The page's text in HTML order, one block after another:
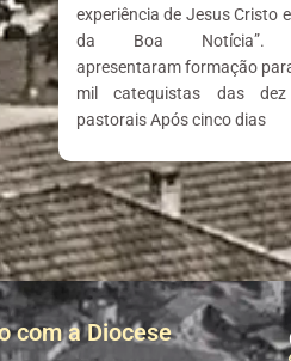
experiência de Jesus Cristo
da Boa Notícia”.
apresentaram formação
mil catequistas das dez
pastorais Após cinco dias
com a Diocese